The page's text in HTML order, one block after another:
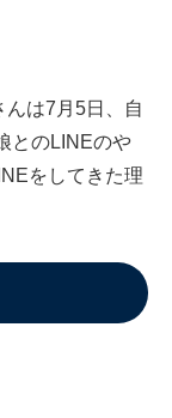
は7月5日、自
とのLINEのや
をしてきた理